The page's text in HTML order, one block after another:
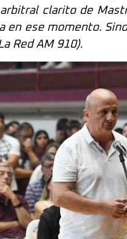
clarito de
en ese momento.
Red AM 910).